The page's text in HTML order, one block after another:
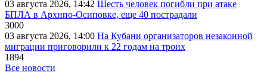
03 августа 2026, 14:42 Шесть человек погибли при атаке
БПЛА в Архипо-Осиповке, еще 40 пострадали
3000
03 августа 2026, 14:00 На Кубани организаторов незаконной
миграции приговорили к 22 годам на троих
1894
Все новости